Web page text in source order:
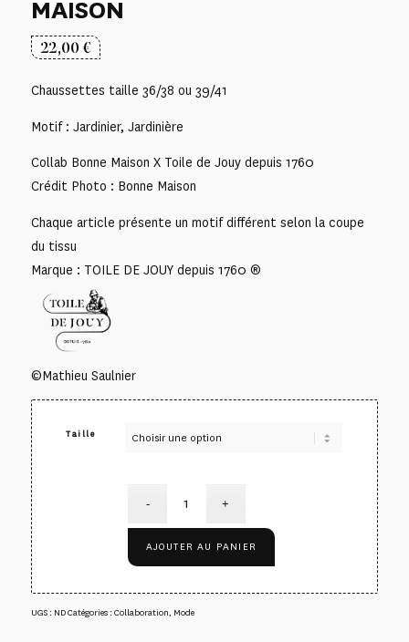
MAISON
22,00€
Chaussettes taille 36/38 ou 39/41
Motif : Jardinier, Jardinière
Collab Bonne Maison X Toile de Jouy depuis 1760
Crédit Photo : Bonne Maison
Chaque article présente un motif différent selon la coupe
du tissu
Marque : TOILE DE JOUY depuis 1760 ®
©Mathieu Saulnier
Taille
AJOUTER AU PANIER
UGS : NDCatégories :Collaboration, Mode